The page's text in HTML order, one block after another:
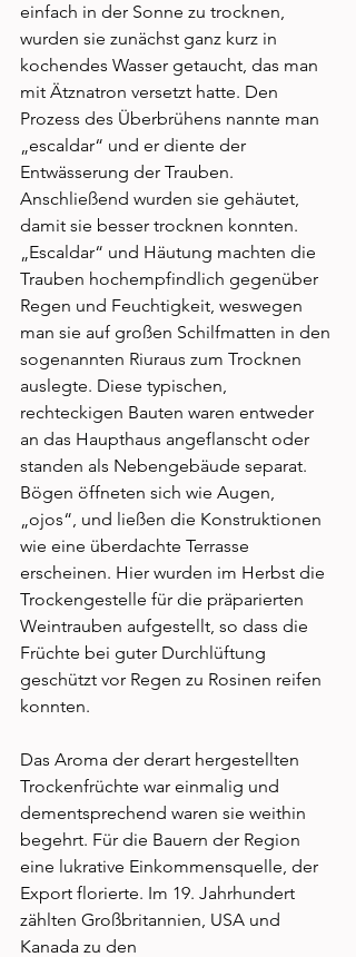
einfach in der Sonne zu trocknen,
wurden sie zunächst ganz kurz in
kochendes Wasser getaucht, das man
mit Ätznatron versetzt hatte. Den
Prozess des Überbrühens nannte man
„escaldar“ und er diente der
Entwässerung der Trauben.
Anschließend wurden sie gehäutet,
damit sie besser trocknen konnten.
„Escaldar“ und Häutung machten die
Trauben hochempfindlich gegenüber
Regen und Feuchtigkeit, weswegen
man sie auf großen Schilfmatten in den
sogenannten Riuraus zum Trocknen
auslegte. Diese typischen,
rechteckigen Bauten waren entweder
an das Haupthaus angeflanscht oder
standen als Nebengebäude separat.
Bögen öffneten sich wie Augen,
„ojos“, und ließen die Konstruktionen
wie eine überdachte Terrasse
erscheinen. Hier wurden im Herbst die
Trockengestelle für die präparierten
Weintrauben aufgestellt, so dass die
Früchte bei guter Durchlüftung
geschützt vor Regen zu Rosinen reifen
konnten.
Das Aroma der derart hergestellten
Trockenfrüchte war einmalig und
dementsprechend waren sie weithin
begehrt. Für die Bauern der Region
eine lukrative Einkommensquelle, der
Export florierte. Im 19. Jahrhundert
zählten Großbritannien, USA und
Kanada zu den